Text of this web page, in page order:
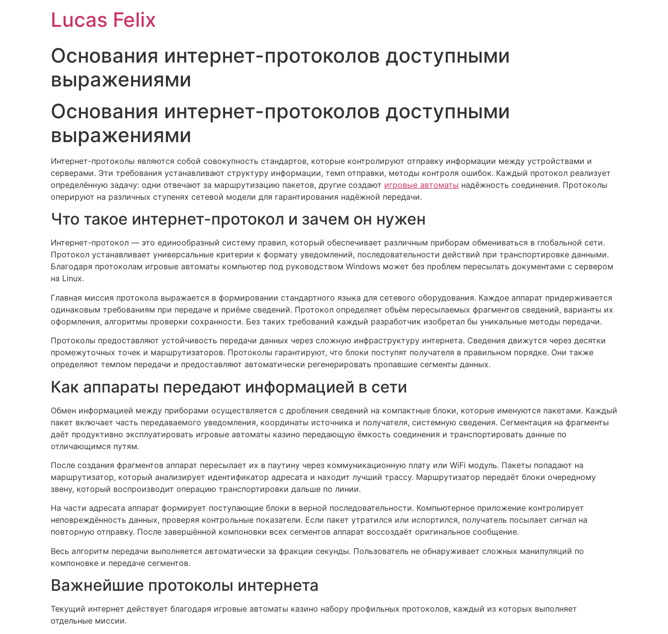
Lucas Felix
Основания интернет-протоколов доступными
выражениями
Основания интернет-протоколов доступными
выражениями
Интернет-протоколы являются собой совокупность стандартов, которые контролируют отправку информации между устройствами и
серверами. Эти требования устанавливают структуру информации, темп отправки, методы контроля ошибок. Каждый протокол реализует
определённую задачу: одни отвечают за маршрутизацию пакетов, другие создают игровые автоматы надёжность соединения. Протоколы
оперируют на различных ступенях сетевой модели для гарантирования надёжной передачи.
Что такое интернет-протокол и зачем он нужен
Интернет-протокол — это единообразный систему правил, который обеспечивает различным приборам обмениваться в глобальной сети.
Протокол устанавливает универсальные критерии к формату уведомлений, последовательности действий при транспортировке данными.
Благодаря протоколам игровые автоматы компьютер под руководством Windows может без проблем пересылать документами с сервером
на Linux.
Главная миссия протокола выражается в формировании стандартного языка для сетевого оборудования. Каждое аппарат придерживается
одинаковым требованиям при передаче и приёме сведений. Протокол определяет объём пересылаемых фрагментов сведений, варианты их
оформления, алгоритмы проверки сохранности. Без таких требований каждый разработчик изобретал бы уникальные методы передачи.
Протоколы предоставляют устойчивость передачи данных через сложную инфраструктуру интернета. Сведения движутся через десятки
промежуточных точек и маршрутизаторов. Протоколы гарантируют, что блоки поступят получателя в правильном порядке. Они также
определяют темпом передачи и предоставляют автоматически регенерировать пропавшие сегменты данных.
Как аппараты передают информацией в сети
Обмен информацией между приборами осуществляется с дробления сведений на компактные блоки, которые именуются пакетами. Каждый
пакет включает часть передаваемого уведомления, координаты источника и получателя, системную сведения. Сегментация на фрагменты
даёт продуктивно эксплуатировать игровые автоматы казино передающую ёмкость соединения и транспортировать данные по
отличающимся путям.
После создания фрагментов аппарат пересылает их в паутину через коммуникационную плату или WiFi модуль. Пакеты попадают на
маршрутизатор, который анализирует идентификатор адресата и находит лучший трассу. Маршрутизатор передаёт блоки очередному
звену, который воспроизводит операцию транспортировки дальше по линии.
На части адресата аппарат формирует поступающие блоки в верной последовательности. Компьютерное приложение контролирует
неповреждённость данных, проверяя контрольные показатели. Если пакет утратился или испортился, получатель посылает сигнал на
повторную отправку. После завершённой компоновки всех сегментов аппарат воссоздаёт оригинальное сообщение.
Весь алгоритм передачи выполняется автоматически за фракции секунды. Пользователь не обнаруживает сложных манипуляций по
компоновке и передаче сегментов.
Важнейшие протоколы интернета
Текущий интернет действует благодаря игровые автоматы казино набору профильных протоколов, каждый из которых выполняет
отдельные миссии.